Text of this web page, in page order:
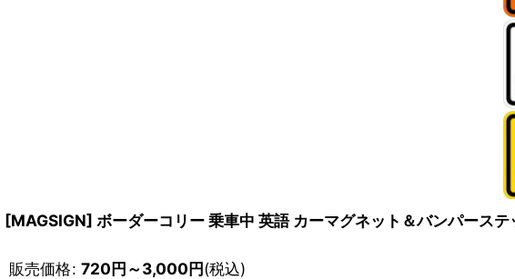
[MAGSIGN] ボーダーコリー 乗車中 英語 カーマグネット＆バンパース
販売価格: 720円～3,000円(税込)